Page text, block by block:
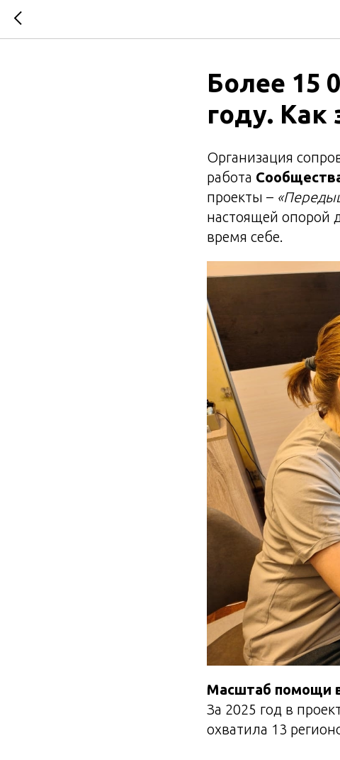
Более 15
году. Как
Организация
работа
проекты –
настоящей опорой
время себе.
Масштаб помощи
За 2025 год в
охватила 13